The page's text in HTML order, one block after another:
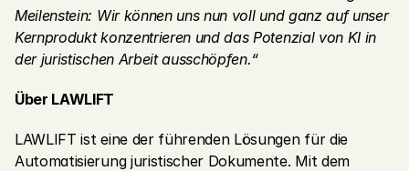
Meilenstein: Wir können uns nun voll und ganz auf unser
Kernprodukt konzentrieren und das Potenzial von KI in
der juristischen Arbeit ausschöpfen.“
Über LAWLIFT
LAWLIFT ist eine der führenden Lösungen für die
Automatisierung juristischer Dokumente. Mit dem